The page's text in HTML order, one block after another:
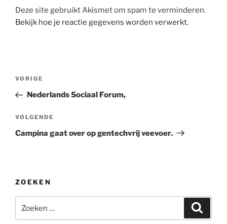
Deze site gebruikt Akismet om spam te verminderen.
Bekijk hoe je reactie gegevens worden verwerkt.
Bericht
Vorig
bericht
VORIGE
Nederlands Sociaal Forum,
Volgend
bericht
VOLGENDE
Campina gaat over op gentechvrij veevoer.
ZOEKEN
naar: